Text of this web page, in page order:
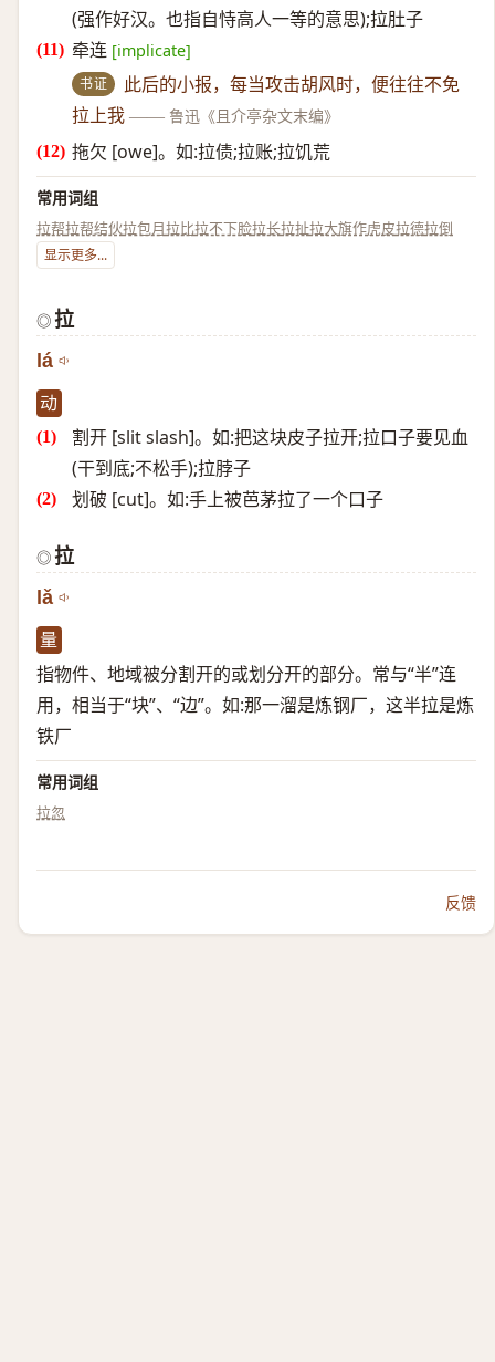
(强作好汉。也指自恃高人一等的意思);拉肚子
牵连 [implicate]
书证
此后的小报，每当攻击胡风时，便往往不免
拉上我 —— 鲁迅《且介亭杂文末编》
拖欠 [owe]。如:拉债;拉账;拉饥荒
常用词组
拉帮拉帮结伙拉包月拉比拉不下脸拉长拉扯拉大旗作虎皮拉德拉倒
显示更多...
◎ 拉
lá
动
割开 [slit slash]。如:把这块皮子拉开;拉口子要见血
(干到底;不松手);拉脖子
划破 [cut]。如:手上被芭茅拉了一个口子
◎ 拉
lǎ
量
指物件、地域被分割开的或划分开的部分。常与“半”连
用，相当于“块”、“边”。如:那一溜是炼钢厂，这半拉是炼
铁厂
常用词组
拉忽
反馈